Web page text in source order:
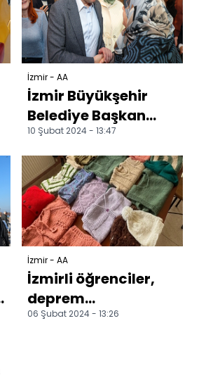
İzmir - AA
İzmir Büyükşehir
Belediye Başkan
adayı Dağ, kadın
STK temsilcileriyle
bir a...
10 Şubat 2024 - 13:47
İzmir - AA
İzmirli öğrenciler,
deprem
bölgesindeki
06 Şubat 2024 - 13:26